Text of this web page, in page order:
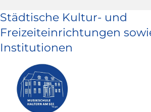
Städtische Kultur- und
Freizeiteinrichtungen
Institutionen